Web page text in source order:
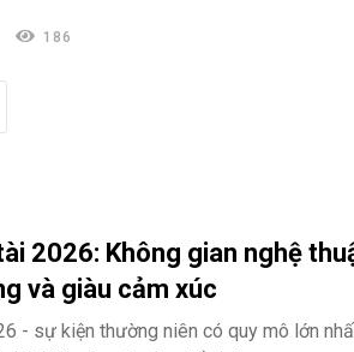
186
2026: Không gian nghệ
và giàu cảm xúc
- sự kiện thường niên có quy mô lớn